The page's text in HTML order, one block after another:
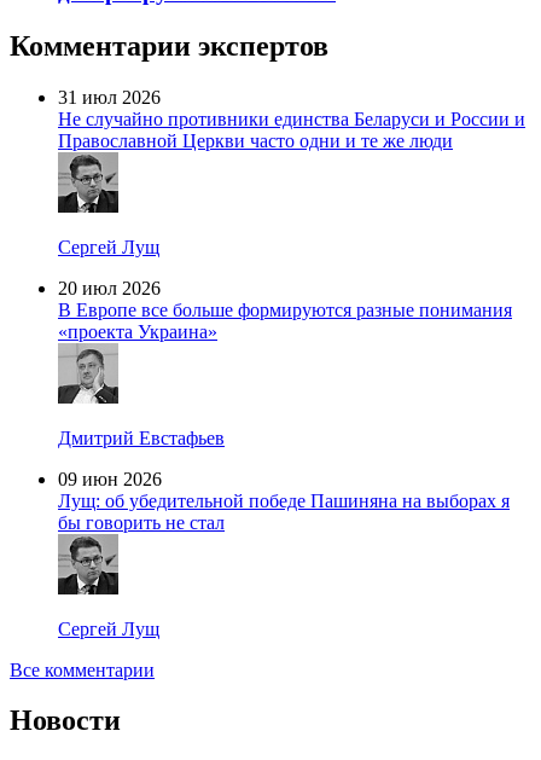
Комментарии экспертов
31 июл 2026
Не случайно противники единства Беларуси и России и
Православной Церкви часто одни и те же люди
Сергей Лущ
20 июл 2026
В Европе все больше формируются разные понимания
«проекта Украина»
Дмитрий Евстафьев
09 июн 2026
Лущ: об убедительной победе Пашиняна на выборах я
бы говорить не стал
Сергей Лущ
Все комментарии
Новости